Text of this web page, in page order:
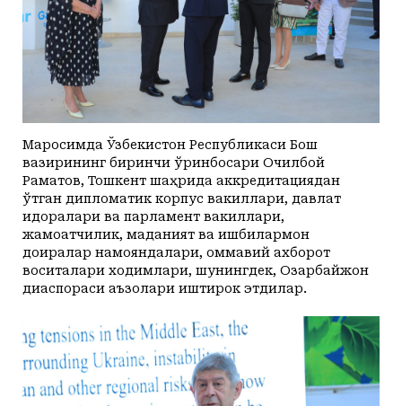
Маросимда Ўзбекистон Республикаси Бош
вазирининг биринчи ўринбосари Очилбой
Раматов, Тошкент шаҳрида аккредитациядан
ўтган дипломатик корпус вакиллари, давлат
идоралари ва парламент вакиллари,
жамоатчилик, маданият ва ишбилармон
доиралар намояндалари, оммавий ахборот
воситалари ходимлари, шунингдек, Озарбайжон
диаспораси аъзолари иштирок этдилар.